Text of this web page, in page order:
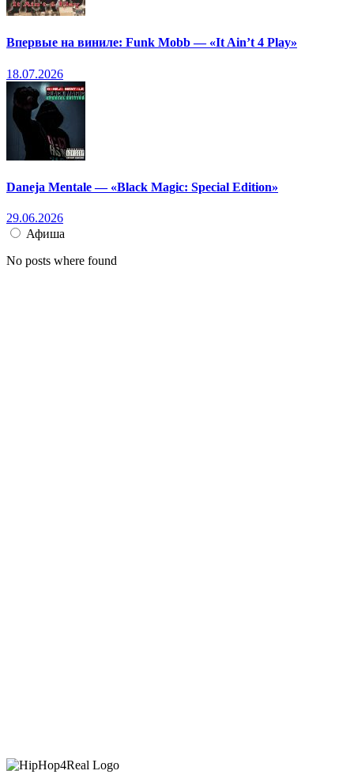
Впервые на виниле: Funk Mobb — «It Ain’t 4 Play»
18.07.2026
Daneja Mentale — «Black Magic: Special Edition»
29.06.2026
Афиша
No posts where found